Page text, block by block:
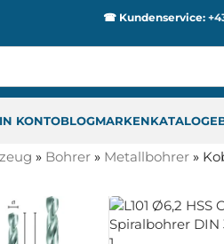
☎ Kundenservice:
KONTOBLOGMARKENKATALOGE
» Bohrer» Metallbohrer»